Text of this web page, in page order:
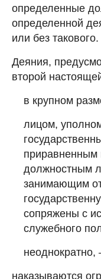
определенные
определенной
или без такового.
Деяния,
второй
в крупном
лицом,
приравненным
должностным
занимающим
сопряжены с
служебного
неоднократно,
наказываются